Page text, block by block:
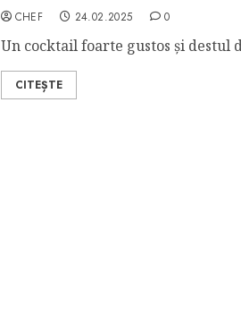
CHEF 24.02.2025 0
Un cocktail foarte gustos și destul
CITEȘTE